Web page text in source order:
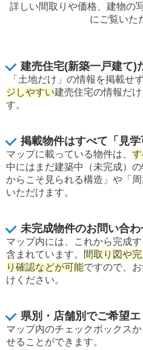
詳しい間取りや価格、建物の
にご覧いた
建売住宅(新築一戸建て)
「土地だけ」の情報を掲載せず
ジしやすい建売住宅の情報だ
す。
掲載物件はすべて「見学
マップに載っている物件は、
中にはまだ建築中（未完成）
からこそ見られる構造」や「
いただけます。
未完成物件のお問い合わ
マップ内には、これから完成
含まれています。
間取り図や
り確認などが可能ですので、
けください。
県別・店舗別でご希望エ
マップ内のチェックボックスか
せることができます。